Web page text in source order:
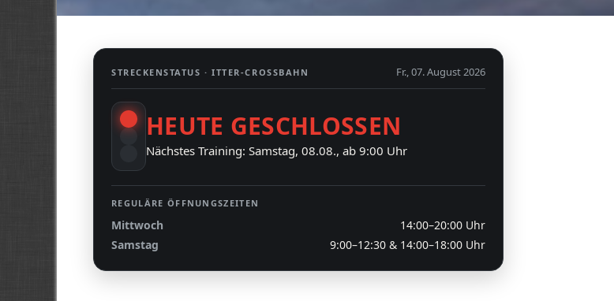
STRECKENSTATUS ·ITTER-CROSSBAHN Fr., 07. August 2026
HEUTE GESCHLOSSEN
Nächstes Training: Samstag, 08.08., ab 9:00 Uhr
REGULÄRE ÖFFNUNGSZEITEN
Mittwoch
14:00–20:00 Uhr
Samstag
9:00–12:30 & 14:00–18:00 Uhr